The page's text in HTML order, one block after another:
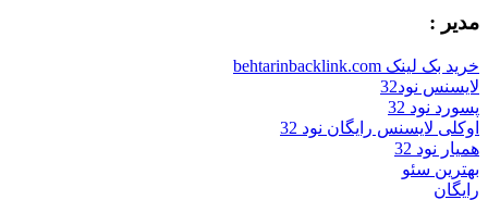
مدیر :
خرید بک لینک behtarinbacklink.com
لایسنس نود32
پسورد نود 32
اوکلی لایسنس رایگان نود 32
همیار نود 32
بهترین سئو
رایگان